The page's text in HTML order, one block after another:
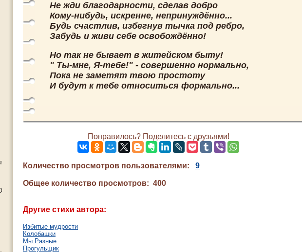
Не жди благодарности, сделав добро
Кому-нибудь, искренне, непринуждённо...
Будь счастлив, избегнув тычка под ребро,
Забудь и живи себе освобождённо!
Но так не бывает в житейском быту!
" Ты-мне, Я-тебе!" - совершенно нормально,
Пока не заметят твою простоту
И будут к тебе относиться формально...
Понравилось? Поделитесь с друзьями!
Количество просмотров пользователями: 9
Общее количество просмотров: 400
Другие стихи автора:
Избитые мудрости
Колобашки
Мы Разные
Прогульщик